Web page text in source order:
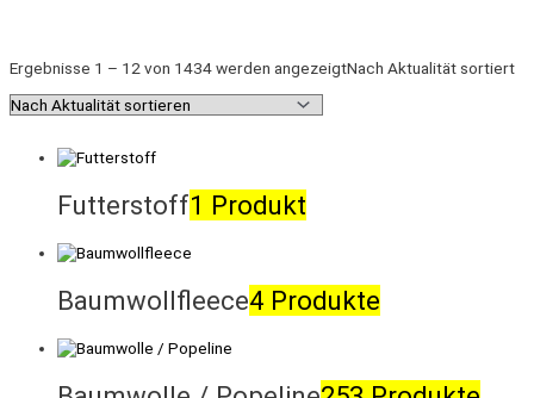
Ergebnisse 1 – 12 von 1434 werden angezeigtNach Aktualität sortiert
Futterstoff1 Produkt
Baumwollfleece4 Produkte